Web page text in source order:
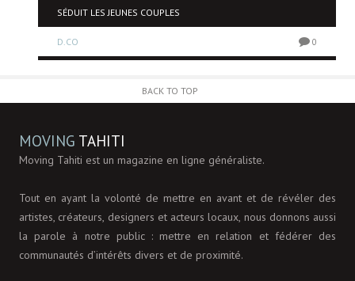
SÉDUIT LES JEUNES COUPLES
D.CO 0
BACK TO TOP
MOVING TAHITI
Moving Tahiti est un magazine en ligne généraliste.
Tout en ayant la volonté de mettre en avant et de révéler des
artistes, créateurs, designers et acteurs locaux, nous donnons aussi
la parole à notre public : mettre en relation et fédérer des
communautés d’intérêts divers et de proximité.